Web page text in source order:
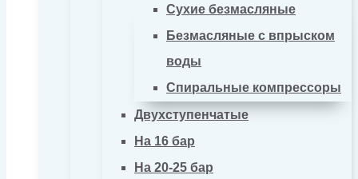
Сухие безмасляные
Безмасляные с впрыском
воды
Спиральные компрессоры
Двухступенчатые
На 16 бар
На 20-25 бар